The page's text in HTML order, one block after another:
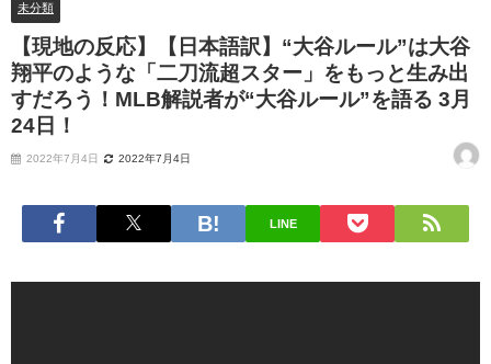
未分類
【現地の反応】【日本語訳】“大谷ルール”は大谷
翔平のような「二刀流超スター」をもっと生み出
すだろう！MLB解説者が“大谷ルール”を語る 3月
24日！
2022年7月4日 2022年7月4日
LINE